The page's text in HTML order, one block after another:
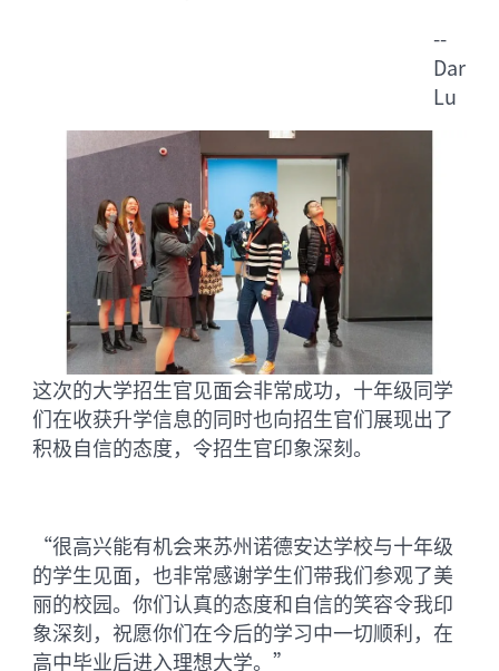
--
Darry
Lu
这次的大学招生官见面会非常成功，十年级同学
们在收获升学信息的同时也向招生官们展现出了
积极自信的态度，令招生官印象深刻。
“很高兴能有机会来苏州诺德安达学校与十年级
的学生见面，也非常感谢学生们带我们参观了美
丽的校园。你们认真的态度和自信的笑容令我印
象深刻，祝愿你们在今后的学习中一切顺利，在
高中毕业后进入理想大学。”